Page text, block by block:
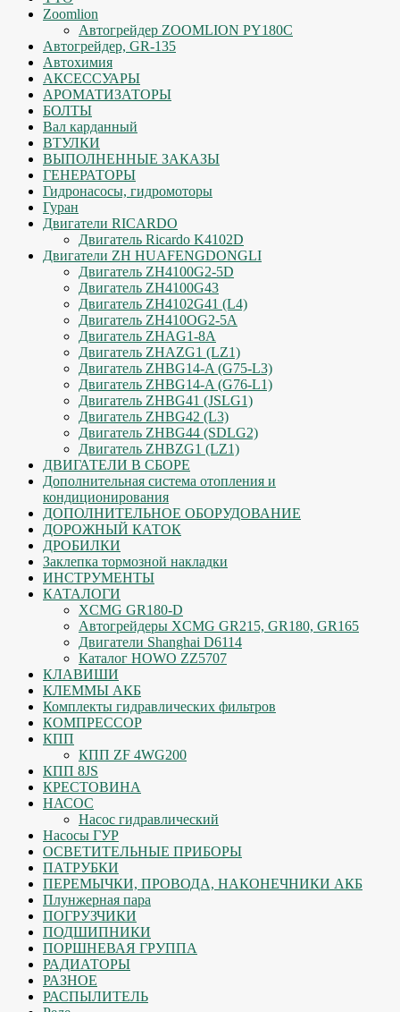
Zoomlion
Автогрейдер ZOOMLION PY180C
Автогрейдер, GR-135
Автохимия
АКСЕССУАРЫ
АРОМАТИЗАТОРЫ
БОЛТЫ
Вал карданный
ВТУЛКИ
ВЫПОЛНЕННЫЕ ЗАКАЗЫ
ГЕНЕРАТОРЫ
Гидронасосы, гидромоторы
Гуран
Двигатели RICARDO
Двигатель Ricardo K4102D
Двигатели ZH HUAFENGDONGLI
Двигатель ZH4100G2-5D
Двигатель ZH4100G43
Двигатель ZH4102G41 (L4)
Двигатель ZH410OG2-5A
Двигатель ZHAG1-8A
Двигатель ZHAZG1 (LZ1)
Двигатель ZHBG14-A (G75-L3)
Двигатель ZHBG14-A (G76-L1)
Двигатель ZHBG41 (JSLG1)
Двигатель ZHBG42 (L3)
Двигатель ZHBG44 (SDLG2)
Двигатель ZHBZG1 (LZ1)
ДВИГАТЕЛИ В СБОРЕ
Дополнительная система отопления и
кондиционирования
ДОПОЛНИТЕЛЬНОЕ ОБОРУДОВАНИЕ
ДОРОЖНЫЙ КАТОК
ДРОБИЛКИ
Заклепка тормозной накладки
ИНСТРУМЕНТЫ
КАТАЛОГИ
XCMG GR180-D
Автогрейдеры XCMG GR215, GR180, GR165
Двигатели Shanghai D6114
Каталог HOWO ZZ5707
КЛАВИШИ
КЛЕММЫ АКБ
Комплекты гидравлических фильтров
КОМПРЕССОР
КПП
КПП ZF 4WG200
КПП 8JS
КРЕСТОВИНА
НАСОС
Насос гидравлический
Насосы ГУР
ОСВЕТИТЕЛЬНЫЕ ПРИБОРЫ
ПАТРУБКИ
ПЕРЕМЫЧКИ, ПРОВОДА, НАКОНЕЧНИКИ АКБ
Плунжерная пара
ПОГРУЗЧИКИ
ПОДШИПНИКИ
ПОРШНЕВАЯ ГРУППА
РАДИАТОРЫ
РАЗНОЕ
РАСПЫЛИТЕЛЬ